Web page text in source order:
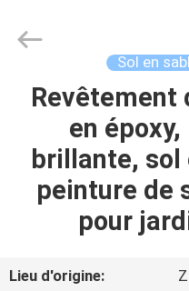
MAISON
DES
PRODUITS
SUJET
Building
Material
Reserved.
Sol en
Revêtement
en
brillante, sol
peinture de
pour
Lieu d'origine: